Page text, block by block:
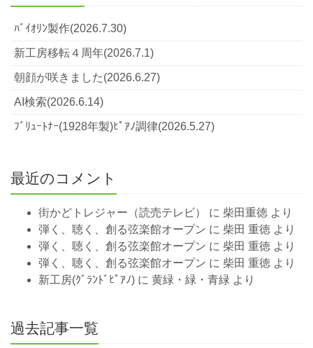
ﾊﾞｲｵﾘﾝ製作(2026.7.30)
新工房移転４周年(2026.7.1)
朝顔が咲きました(2026.6.27)
AI検索(2026.6.14)
ﾌﾞﾘｭｰﾄﾅｰ(1928年製)ﾋﾟｱﾉ調律(2026.5.27)
最近のコメント
街かどトレジャー（読売テレビ） に 柴田重徳 より
弾く、聴く、創る弦楽館オープン に 柴田 重徳 より
弾く、聴く、創る弦楽館オープン に 柴田 重徳 より
弾く、聴く、創る弦楽館オープン に 柴田 重徳 より
新工房(ｸﾞﾗﾝﾄﾞﾋﾟｱﾉ) に 黄緑・緑・青緑 より
過去記事一覧